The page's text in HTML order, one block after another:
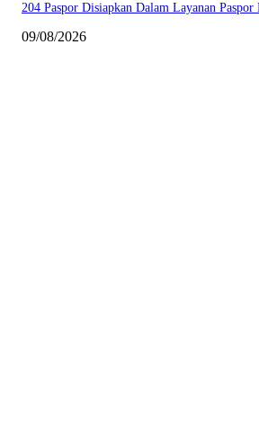
204 Paspor Disiapkan Dalam Layanan
09/08/2026